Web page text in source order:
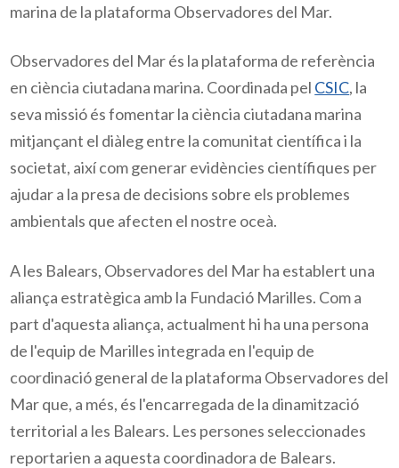
marina de la plataforma Observadores del Mar.
Observadores del Mar és la plataforma de referència
en ciència ciutadana marina. Coordinada pel CSIC, la
seva missió és fomentar la ciència ciutadana marina
mitjançant el diàleg entre la comunitat científica i la
societat, així com generar evidències científiques per
ajudar a la presa de decisions sobre els problemes
ambientals que afecten el nostre oceà.
A les Balears, Observadores del Mar ha establert una
aliança estratègica amb la Fundació Marilles. Com a
part d'aquesta aliança, actualment hi ha una persona
de l'equip de Marilles integrada en l'equip de
coordinació general de la plataforma Observadores del
Mar que, a més, és l'encarregada de la dinamització
territorial a les Balears. Les persones seleccionades
reportarien a aquesta coordinadora de Balears.